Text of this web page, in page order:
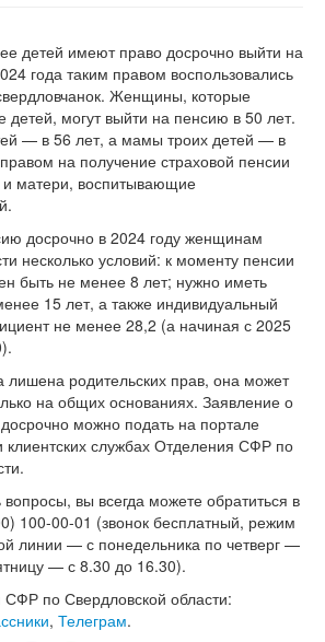
детей имеют право досрочно выйти на
года таким правом воспользовались
Женщины, которые
детей, могут выйти на пенсию в 50 лет.
— в 56 лет, а мамы троих детей — в
на получение страховой пенсии
и матери, воспитывающие
досрочно в 2024 году женщинам
несколько условий: к моменту пенсии
быть не менее 8 лет; нужно иметь
15 лет, а также индивидуальный
не менее 28,2 (а начиная с 2025
родительских прав, она может
на общих основаниях. Заявление о
можно подать на портале
клиентских службах Отделения СФР по
вопросы, вы всегда можете обратиться в
100-00-01 (звонок бесплатный, режим
линии — с понедельника по четверг —
— с 8.30 до 16.30).
по Свердловской области:
, Телеграм.